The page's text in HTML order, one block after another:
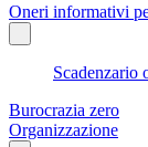
Oneri informativi
Scadenzario
Burocrazia zero
Organizzazione